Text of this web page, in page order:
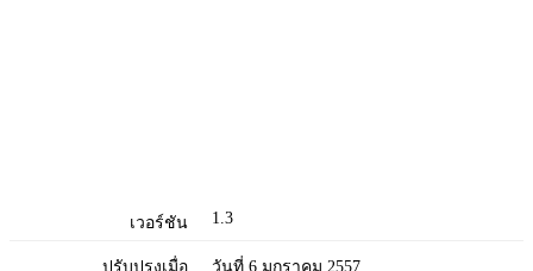
เวอร์ชัน 1.3
ปรับปรุงเมื่อ วันที่ 6 มกราคม 2557